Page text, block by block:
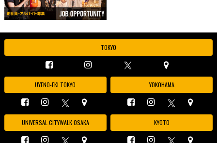
TOKYO
UYENO-EKI TOKYO YOKOHAMA
UNIVERSAL CITYWALK OSAKA KYOTO